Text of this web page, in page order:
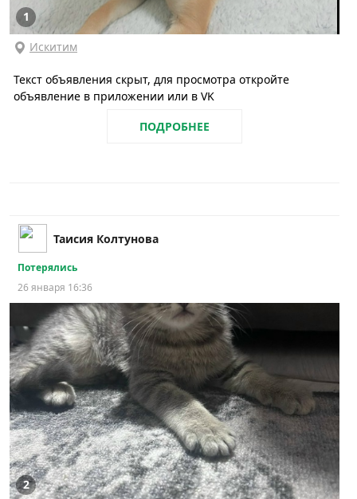
1
Искитим
Текст объявления скрыт, для просмотра откройте
объявление в приложении или в VK
ПОДРОБНЕЕ
Таисия Колтунова
Потерялись
26 января 16:36
2